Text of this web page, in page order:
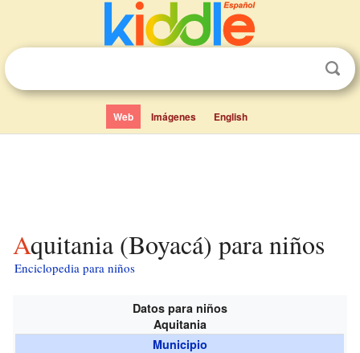
Web Imágenes English
Aquitania (Boyacá) para niños
Enciclopedia para niños
Datos para niños
Aquitania
Municipio